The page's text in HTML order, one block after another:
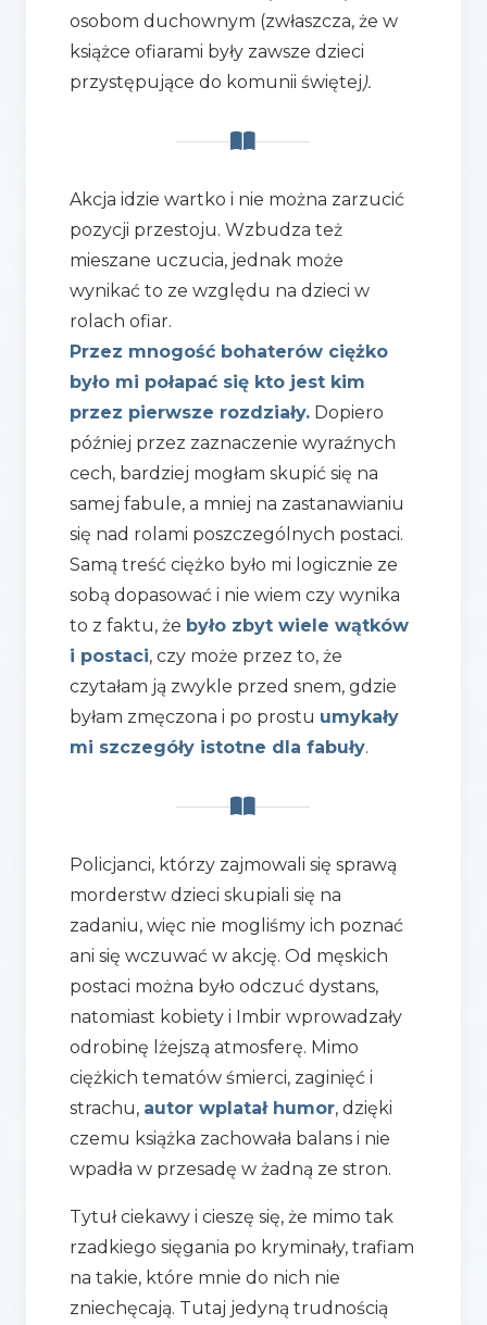
osobom duchownym (zwłaszcza, że w
książce ofiarami były zawsze dzieci
przystępujące do komunii świętej).
Akcja idzie wartko i nie można zarzucić
pozycji przestoju. Wzbudza też
mieszane uczucia, jednak może
wynikać to ze względu na dzieci w
rolach ofiar.
Przez mnogość bohaterów ciężko
było mi połapać się kto jest kim
przez pierwsze rozdziały.Dopiero
później przez zaznaczenie wyraźnych
cech, bardziej mogłam skupić się na
samej fabule, a mniej na zastanawianiu
się nad rolami poszczególnych postaci.
Samą treść ciężko było mi logicznie ze
sobą dopasować i nie wiem czy wynika
to z faktu, że było zbyt wiele wątków
i postaci, czy może przez to, że
czytałam ją zwykle przed snem, gdzie
byłam zmęczona i po prostu umykały
mi szczegóły istotne dla fabuły.
Policjanci, którzy zajmowali się sprawą
morderstw dzieci skupiali się na
zadaniu, więc nie mogliśmy ich poznać
ani się wczuwać w akcję. Od męskich
postaci można było odczuć dystans,
natomiast kobiety i Imbir wprowadzały
odrobinę lżejszą atmosferę. Mimo
ciężkich tematów śmierci, zaginięć i
strachu, autor wplatał humor, dzięki
czemu książka zachowała balans i nie
wpadła w przesadę w żadną ze stron.
Tytuł ciekawy i cieszę się, że mimo tak
rzadkiego sięgania po kryminały, trafiam
na takie, które mnie do nich nie
zniechęcają. Tutaj jedyną trudnością